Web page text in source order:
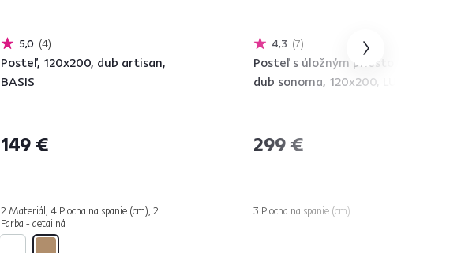
5,0 4
Posteľ, 120x200, dub artisan,
BASIS
149 €
2 Materiál, 4 Plocha na spanie (cm), 2
Farba - detailná
4,3 7
Posteľ s úložným priestorom,
dub sonoma, 120x200, LUNA
299 €
3 Plocha na spanie (cm)